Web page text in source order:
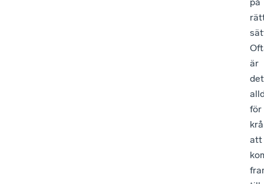
är
det
för
att